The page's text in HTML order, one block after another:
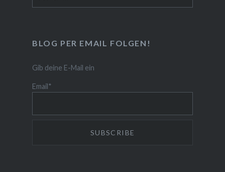
BLOG PER EMAIL FOLGEN!
Gib deine E-Mail ein
Email*